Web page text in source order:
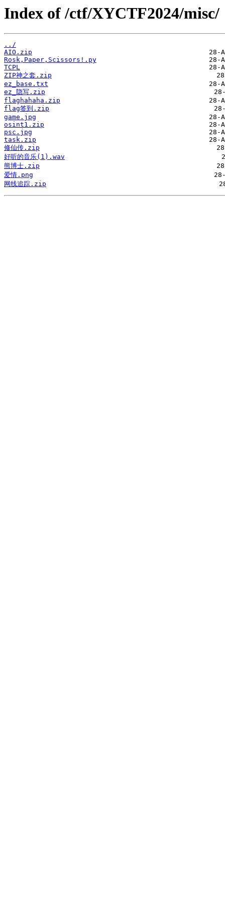
Index of /ctf/XYCTF2024/misc/
../
AIO.zip
Rosk,Paper,Scissors!.py
TCPL
ZIP神之套.zip
ez_base.txt
ez_隐写.zip
flaghahaha.zip
flag签到.zip
game.jpg
osint1.zip
psc.jpg
task.zip
修仙传.zip
好听的音乐(1).wav
熊博士.zip
爱情.png
网线追踪.zip